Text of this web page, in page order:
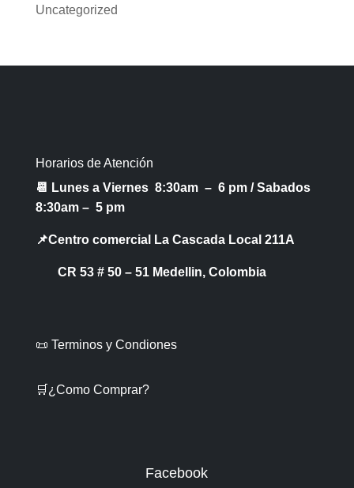
Uncategorized
Horarios de Atención
📆 Lunes a Viernes 8:30am – 6 pm /Sabados
8:30am – 5 pm
📌Centro comercial La Cascada Local 211A
CR 53 # 50 – 51 Medellin, Colombia
📜 Terminos y Condiones
🛒¿Como Comprar?
Facebook